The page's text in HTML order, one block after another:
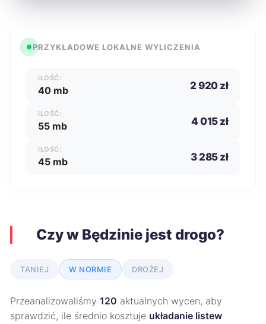
PRZYKŁADOWE LOKALNE WYLICZENIA
ILOŚĆ:
40 mb 2 920 zł
ILOŚĆ:
55 mb 4 015 zł
ILOŚĆ:
45 mb 3 285 zł
Czy w Będzinie jest drogo?
TANIEJ W NORMIE DROŻEJ
Przeanalizowaliśmy 120 aktualnych wycen, aby
sprawdzić, ile średnio kosztuje układanie listew